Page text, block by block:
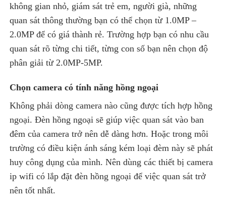
không gian nhỏ, giám sát trẻ em, người già, những
quan sát thông thường bạn có thể chọn từ 1.0MP –
2.0MP để có giá thành rẻ. Trường hợp bạn có nhu cầu
quan sát rõ từng chi tiết, từng con số bạn nên chọn độ
phân giải từ 2.0MP-5MP.
Chọn camera có tính năng hồng ngoại
Không phải dòng camera nào cũng được tích hợp hồng
ngoại. Đèn hồng ngoại sẽ giúp việc quan sát vào ban
đêm của camera trở nên dễ dàng hơn. Hoặc trong môi
trường có điều kiện ánh sáng kém loại đèm này sẽ phát
huy công dụng của mình. Nên dùng các thiết bị camera
ip wifi có lắp đặt đèn hồng ngoại để việc quan sát trở
nên tốt nhất.